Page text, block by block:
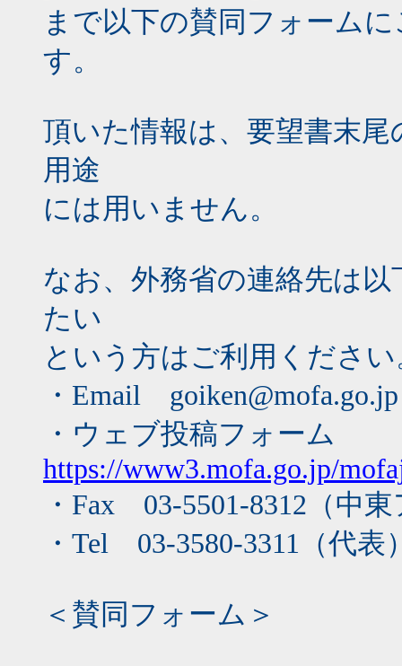
まで以下の賛同フォーム
す。
頂いた情報は、要望書末
用途
には用いません。
なお、外務省の連絡先は
たい
という方はご利用ください
・Email goiken@mofa.go.jp
・ウェブ投稿フォーム
https://www3.mofa.go.jp/
・Fax 03-5501-8312（中
・Tel 03-3580-3311（代表
＜賛同フォーム＞